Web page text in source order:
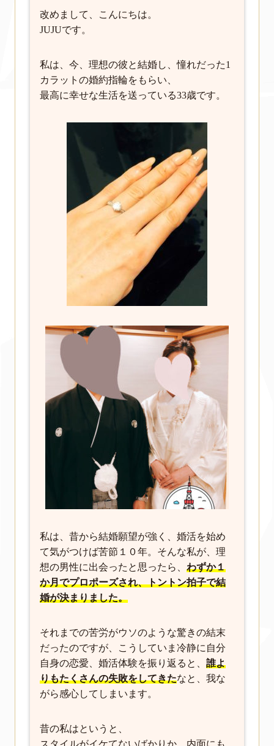
改めまして、こんにちは。
JUJUです。
私は、今、理想の彼と結婚し、憧れだった1
カラットの婚約指輪をもらい、
最高に幸せな生活を送っている33歳です。
私は、昔から結婚願望が強く、婚活を始め
て気がつけば苦節１０年。そんな私が、理
想の男性に出会ったと思ったら、 わずか１
か月でプロポーズされ、トントン拍子で結
婚が決まりました。
それまでの苦労がウソのような驚きの結末
だったのですが、こうしていま冷静に自分
自身の恋愛、婚活体験を振り返ると、 誰よ
りもたくさんの失敗をしてきたなと、我な
がら感心してしまいます。
昔の私はというと、
スタイルがイケてないばかりか、内面にも